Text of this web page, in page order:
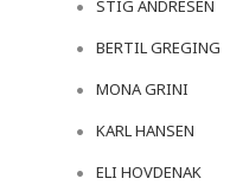
STIG ANDRESEN
BERTIL GREGING
MONA GRINI
KARL HANSEN
ELI HOVDENAK